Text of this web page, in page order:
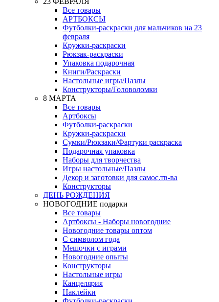
Все товары
АРТБОКСЫ
Футболки-раскраски для мальчиков на 23
февраля
Кружки-раскраски
Рюкзак-раскраски
Упаковка подарочная
Книги/Раскраски
Настольные игры/Пазлы
Конструкторы/Головоломки
8 МАРТА
Все товары
Артбоксы
Футболки-раскраски
Кружки-раскраски
Сумки/Рюкзаки/Фартуки раскраска
Подарочная упаковка
Наборы для творчества
Игры настольные/Пазлы
Декор и заготовки для самос.тв-ва
Конструкторы
ДЕНЬ РОЖДЕНИЯ
НОВОГОДНИЕ подарки
Все товары
Артбоксы - Наборы новогодние
Новогодние товары оптом
С символом года
Мешочки с играми
Новогодние опыты
Конструкторы
Настольные игры
Канцелярия
Наклейки